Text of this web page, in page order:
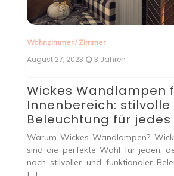
für den
Zuhause
Wickes Wandlampen
der auf der Suche
Beleuchtung für sein
August 27, 2023
Einleitung Die
großer
hierfür ist eine